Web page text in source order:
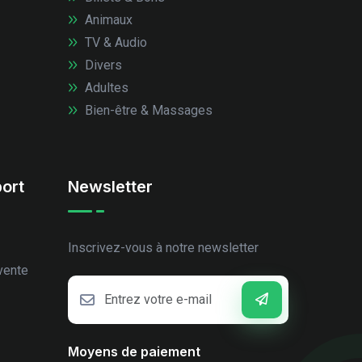
Animaux
TV & Audio
Divers
Adultes
Bien-être & Massages
Newsletter
Inscrivez-vous à notre newsletter
Moyens de paiement